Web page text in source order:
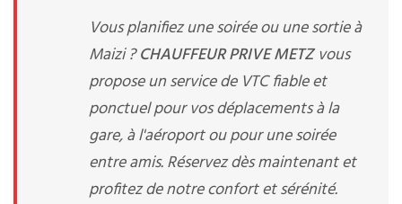
Vous planifiez une soirée ou une sortie à
Maizi ?CHAUFFEUR PRIVE METZvous
propose un service de VTC fiable et
ponctuel pour vos déplacements à la
gare, à l'aéroport ou pour une soirée
entre amis. Réservez dès maintenant et
profitez de notre confort et sérénité.